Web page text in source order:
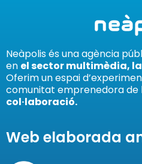
Neàpolis és una agència
en el sector multimèdia,
Oferim un espai
comunitat emprenedora
col·laboració.
Web elaborada